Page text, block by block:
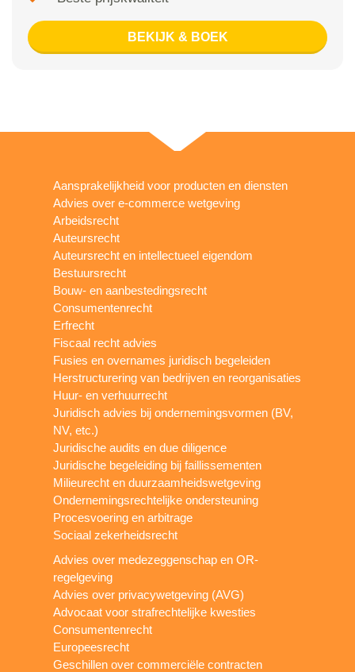
BEKIJK & BOEK
Aansprakelijkheid voor producten en diensten
Advies over e-commerce wetgeving
Arbeidsrecht
Auteursrecht
Auteursrecht en intellectueel eigendom
Bestuursrecht
Bouw- en aanbestedingsrecht
Consumentenrecht
Erfrecht
Fiscaal recht advies
Fusies en overnames juridisch begeleiden
Herstructurering van bedrijven en reorganisaties
Huur- en verhuurrecht
Juridisch advies bij ondernemingsvormen (BV,
NV, etc.)
Juridische audits en due diligence
Juridische begeleiding bij faillissementen
Milieurecht en duurzaamheidswetgeving
Ondernemingsrechtelijke ondersteuning
Procesvoering en arbitrage
Sociaal zekerheidsrecht
Advies over medezeggenschap en OR-
regelgeving
Advies over privacywetgeving (AVG)
Advocaat voor strafrechtelijke kwesties
Consumentenrecht
Europeesrecht
Geschillen over commerciële contracten